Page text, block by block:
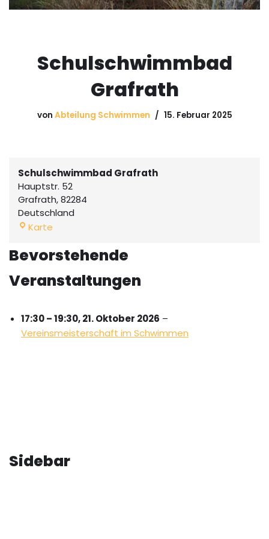
Schulschwimmbad
Grafrath
von Abteilung Schwimmen 15. Februar 2025
Schulschwimmbad Grafrath
Hauptstr. 52
Grafrath,82284
Deutschland
Karte
Bevorstehende
Veranstaltungen
17:30–19:30,21. Oktober 2026 –
Vereinsmeisterschaft im Schwimmen
Sidebar